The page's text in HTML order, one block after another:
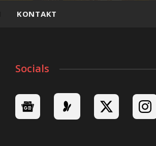
KONTAKT
Socials